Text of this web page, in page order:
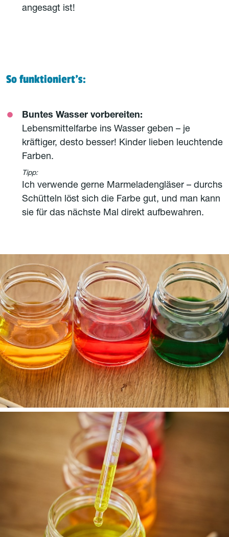
angesagt ist!
So funktioniert’s:
Buntes Wasser vorbereiten:
Lebensmittelfarbe ins Wasser geben – je
kräftiger, desto besser! Kinder lieben leuchtende
Farben.
Tipp:
Ich verwende gerne Marmeladengläser – durchs
Schütteln löst sich die Farbe gut, und man kann
sie für das nächste Mal direkt aufbewahren.